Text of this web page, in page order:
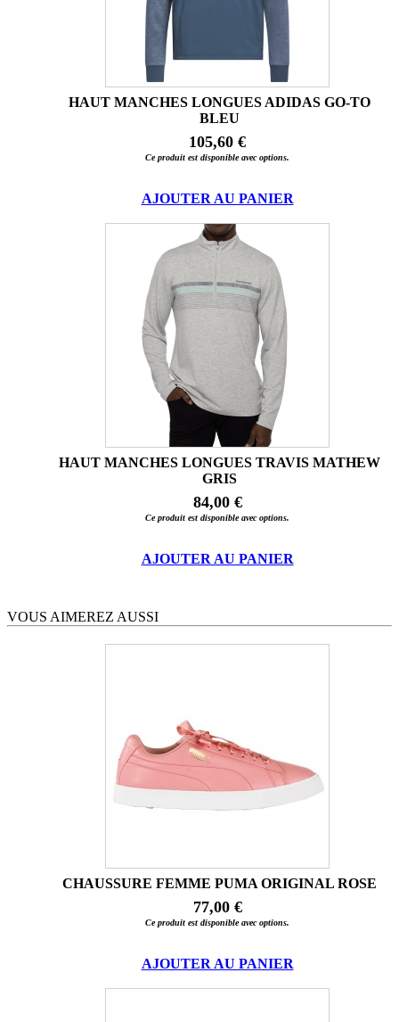
HAUT MANCHES LONGUES ADIDAS GO-TO
BLEU
105,60 €
Ce produit est disponible avec options.
AJOUTER AU PANIER
HAUT MANCHES LONGUES TRAVIS MATHEW
GRIS
84,00 €
Ce produit est disponible avec options.
AJOUTER AU PANIER
VOUS AIMEREZ AUSSI
CHAUSSURE FEMME PUMA ORIGINAL ROSE
77,00 €
Ce produit est disponible avec options.
AJOUTER AU PANIER